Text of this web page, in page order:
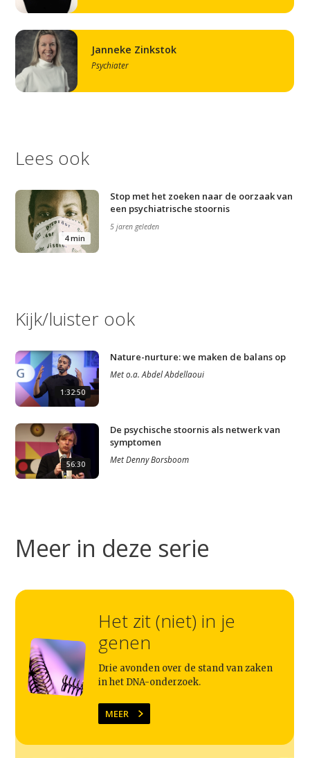
Janneke Zinkstok
Psychiater
Lees ook
4 min
Stop met het zoeken naar de oorzaak van
een psychiatrische stoornis
5 jaren geleden
Kijk/luister ook
1:32:50
Nature-nurture: we maken de balans op
Meto.a.Abdel Abdellaoui
56:30
De psychische stoornis als netwerk van
symptomen
MetDenny Borsboom
Meer in deze serie
Het zit (niet) in je
genen
Drie avonden over de stand van zaken
in het DNA-onderzoek.
MEER